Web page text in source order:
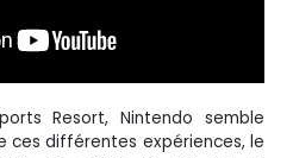
Resort, Nintendo semble
ces différentes expériences, le